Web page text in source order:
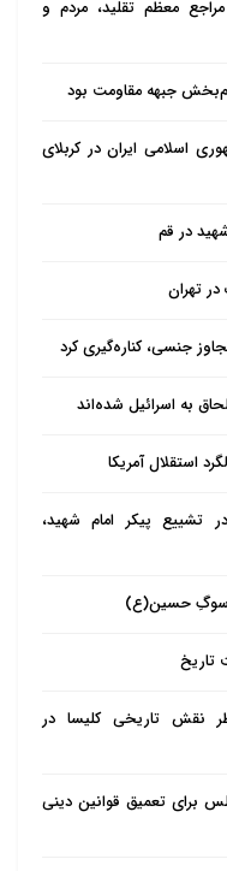
یکی از ترفندهای
امتیاز بود و امام
از اصلاح‌طلبی دست
حسین» باشد، با خط
هزینه‌بر است و با
اصلاحی باید به
بذل جان و اسارت
معظم تقلید، مردم و
جبهه مقاومت بود
اسلامی ایران در کربلای
در قم
تهران
جنسی، کناره‌گیری کرد
به اسرائیل شده‌اند
استقلال آمریکا
تشییع پیکر امام شهید،
سوگِ حسین(ع)
تاریخ
نقش تاریخی کلیسا در
برای تعمیق قوانین دینی